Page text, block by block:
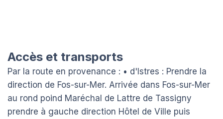
Accès et transports
Par la route en provenance : • d'Istres : Prendre la
direction de Fos-sur-Mer. Arrivée dans Fos-sur-Mer
au rond poind Maréchal de Lattre de Tassigny
prendre à gauche direction Hôtel de Ville puis